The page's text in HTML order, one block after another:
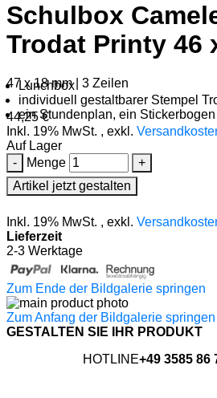
Schulbox
Trodat Printy 46
47 x 18 mm | 3 Zeilen
Lunchbox
individuell gestaltbarer Stempel
ein Stundenplan, ein Stickerbogen
44,25 €
Inkl. 19% MwSt. , exkl.
Auf Lager
-
Menge
+
Artikel jetzt gestalten
Inkl. 19% MwSt. , exkl.
Lieferzeit
2-3 Werktage
Zum Ende der Bildgalerie springen
Zum Anfang der Bildgalerie springen
GESTALTEN SIE IHR PRODUKT
HOTLINE+49 3585 86